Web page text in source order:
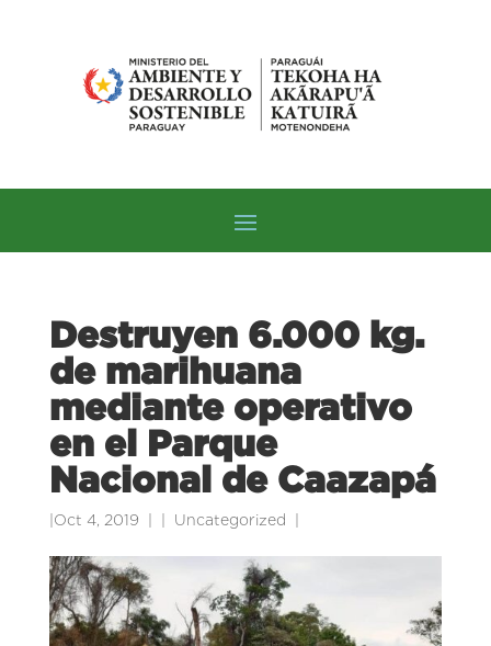
Destruyen 6.000 kg.
de marihuana
mediante operativo
en el Parque
Nacional de Caazapá
Oct 4, 2019 Uncategorized